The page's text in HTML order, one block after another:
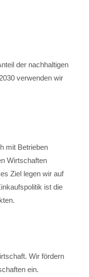
der nachhaltigen
verwenden wir
mit Betrieben
Wirtschaften
Ziel legen wir auf
ist die
Wir fördern
ein.